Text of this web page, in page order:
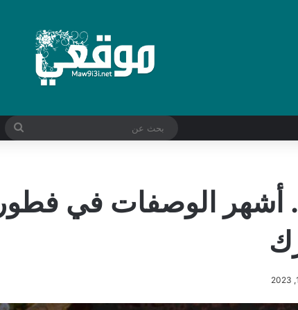
بحث
أشهر الوصفات في فطور